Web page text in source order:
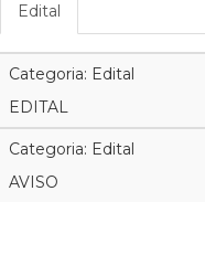
Edital
Categoria: Edital
EDITAL
Categoria: Edital
AVISO